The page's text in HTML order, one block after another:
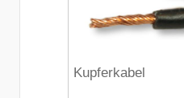
Kupferkabel